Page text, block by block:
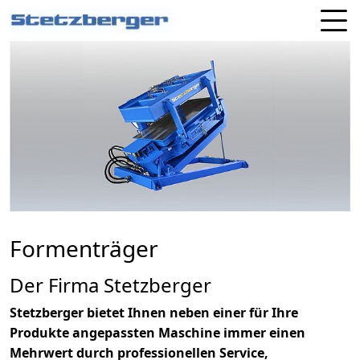
Formenträger
Der Firma Stetzberger
Stetzberger bietet Ihnen neben einer für Ihre
Produkte angepassten Maschine immer einen
Mehrwert durch professionellen Service,